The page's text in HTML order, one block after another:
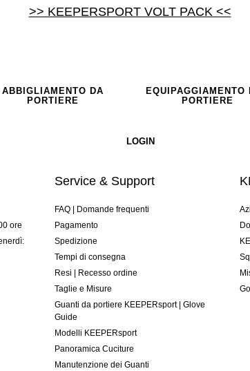
>> KEEPERSPORT VOLT PACK <<
ABBIGLIAMENTO DA
PORTIERE
EQUIPAGGIAMENTO
PORTIERE
ore
Service & Support
FAQ | Domande frequenti
Pagamento
Spedizione
Tempi di consegna
Resi | Recesso ordine
Taglie e Misure
Guanti da portiere KEEPERsport | Glove
Guide
Modelli KEEPERsport
Panoramica Cuciture
Manutenzione dei Guanti